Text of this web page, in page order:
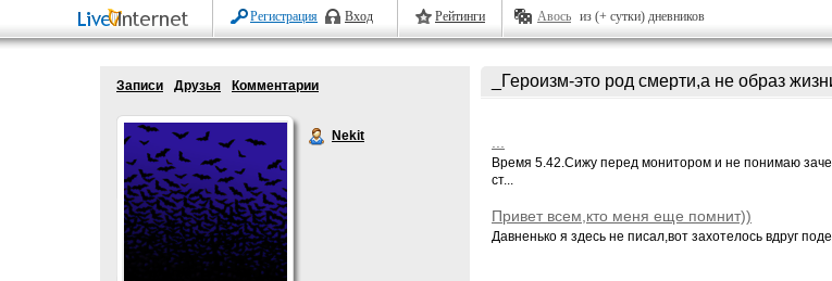
Регистрация Вход Рейтинги Авось из (+ сутки) дневников
Записи Друзья Комментарии
Nekit
_Героизм-это род смерти,а не образ
Время 5.42.Сижу перед монитором и не понимаю
ст...
Привет всем,кто меня еще помнит))
Давненько я здесь не писал,вот захотелось вдруг